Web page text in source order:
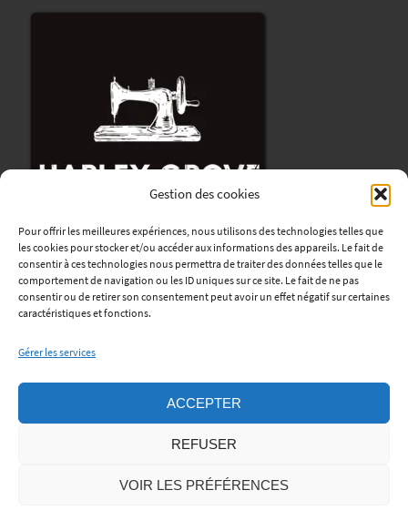
Gestion des cookies
Pour offrir les meilleures expériences, nous utilisons des technologies telles que
les cookies pour stocker et/ou accéder aux informations des appareils. Le fait de
consentir à ces technologies nous permettra de traiter des données telles que le
comportement de navigation ou les ID uniques sur ce site. Le fait de ne pas
consentir ou de retirer son consentement peut avoir un effet négatif sur certaines
caractéristiques et fonctions.
Gérer les services
ACCEPTER
REFUSER
VOIR LES PRÉFÉRENCES
Harley Grove
76170 Lillebonne
Lundi au Vendredi : de 9h à 12h et de 13h30 à 18h.